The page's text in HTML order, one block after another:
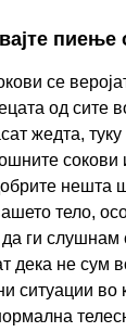
се
од сите
жедта,
сокови
нешта
тело,
ги слушнам
дека не сум
ситуации во